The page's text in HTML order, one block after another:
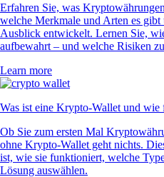
Erfahren Sie, was
welche Merkmale und Arten es
Ausblick entwickelt. Lernen Sie,
aufbewahrt – und welche Risiken
Learn more
Was ist eine Krypto-Wallet und wie
Ob Sie zum ersten Mal
ohne Krypto-Wallet geht nichts.
ist, wie sie funktioniert, welche
Lösung auswählen.